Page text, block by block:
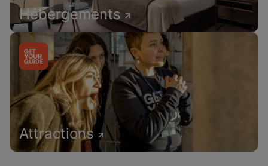
Hébergements
Attractions